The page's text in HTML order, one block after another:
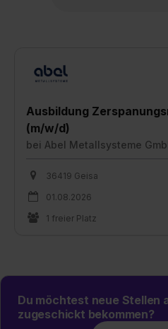
Ausbildung
(m/w/d)
bei Abel Metallsysteme
36419 Geisa
01.08.2026
1 freier Platz
Du möchtest neue Stellen
zugeschickt bekommen?